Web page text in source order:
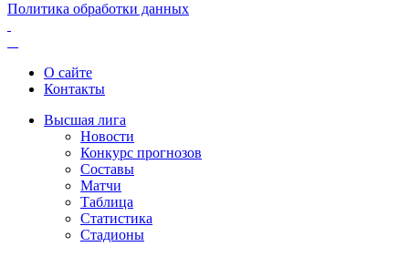
Политика обработки данных
О сайте
Контакты
Высшая лига
Новости
Конкурс прогнозов
Составы
Матчи
Таблица
Статистика
Стадионы